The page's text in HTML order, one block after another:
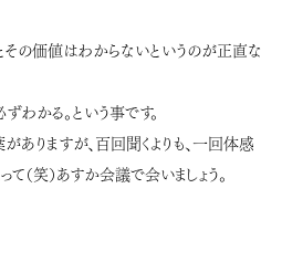
の価値はわからないというのが正直な
わかる。という事です。
ありますが、百回聞くよりも、一回体感
（笑）あすか会議で会いましょう。